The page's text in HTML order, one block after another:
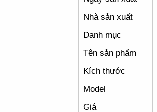
Nhà sản xuất
Danh mục
Tên sản phẩm
Kích thước
Model
Giá